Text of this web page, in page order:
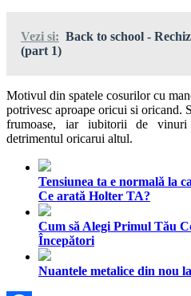
Vezi si: Back to school -
(part 1)
Motivul din spatele cosurilor cu
potrivesc aproape oricui si oricand.
frumoase, iar iubitorii de
detrimentul oricarui altul.
Tensiunea ta e normală la
Ce arată Holter TA?
Cum să Alegi Primul Tău
Începători
Nuantele metalice din nou